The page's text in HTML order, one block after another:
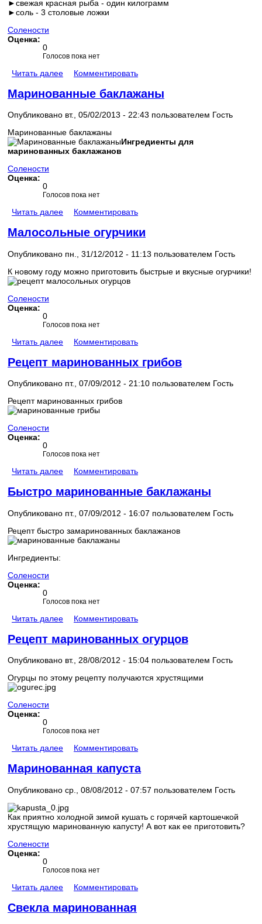
►свежая красная рыба - один килограмм
►соль - 3 столовые ложки
Солености
Оценка:
0
Голосов пока нет
Читать далее Комментировать
Маринованные баклажаны
Опубликовано вт., 05/02/2013 - 22:43 пользователем Гость
Маринованные баклажаны
Ингредиенты для
маринованных баклажанов
Солености
Оценка:
0
Голосов пока нет
Читать далее Комментировать
Малосольные огурчики
Опубликовано пн., 31/12/2012 - 11:13 пользователем Гость
К новому году можно приготовить быстрые и вкусные огурчики!
Солености
Оценка:
0
Голосов пока нет
Читать далее Комментировать
Рецепт маринованных грибов
Опубликовано пт., 07/09/2012 - 21:10 пользователем Гость
Рецепт маринованных грибов
Солености
Оценка:
0
Голосов пока нет
Читать далее Комментировать
Быстро маринованные баклажаны
Опубликовано пт., 07/09/2012 - 16:07 пользователем Гость
Рецепт быстро замаринованных баклажанов
Ингредиенты:
Солености
Оценка:
0
Голосов пока нет
Читать далее Комментировать
Рецепт маринованных огурцов
Опубликовано вт., 28/08/2012 - 15:04 пользователем Гость
Огурцы по этому рецепту получаются хрустящими
Солености
Оценка:
0
Голосов пока нет
Читать далее Комментировать
Маринованная капуста
Опубликовано ср., 08/08/2012 - 07:57 пользователем Гость
Как приятно холодной зимой кушать с горячей картошечкой
хрустящую маринованную капусту! А вот как ее приготовить?
Солености
Оценка:
0
Голосов пока нет
Читать далее Комментировать
Свекла маринованная